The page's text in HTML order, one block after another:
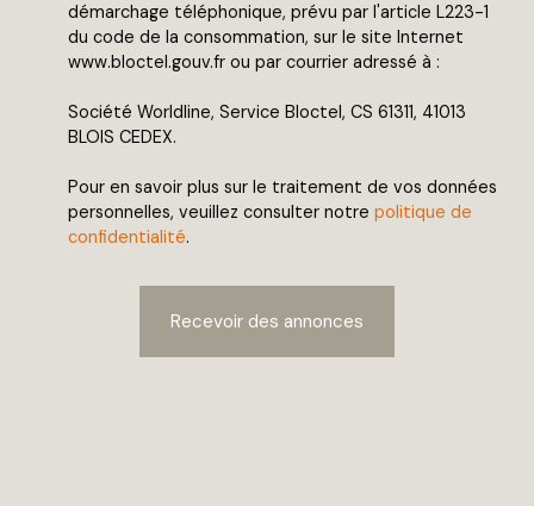
démarchage téléphonique, prévu par l'article L223-1
du code de la consommation, sur le site Internet
www.bloctel.gouv.fr ou par courrier adressé à :
Société Worldline, Service Bloctel, CS 61311, 41013
BLOIS CEDEX.
Pour en savoir plus sur le traitement de vos données
personnelles, veuillez consulter notre politique de
confidentialité.
Recevoir des annonces